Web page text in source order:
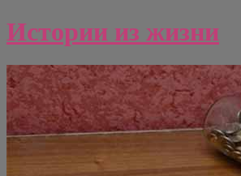
Истории из жизни